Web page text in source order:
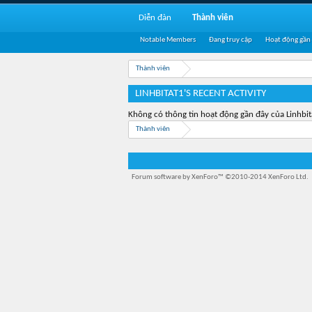
Thành viên
LINHBITAT1'S RECENT ACTIVITY
Không có thông tin hoạt động gần đây của
Thành viên
Diễn đàn Thành viên
Notable Members Đang truy cập Hoạt động gần
Forum software by XenForo™ ©2010-2014 XenForo Ltd.